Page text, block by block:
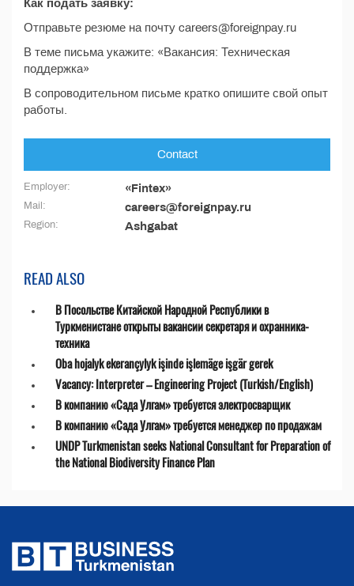
Как подать заявку:
Отправьте резюме на почту careers@foreignpay.ru
В теме письма укажите: «Вакансия: Техническая
поддержка»
В сопроводительном письме кратко опишите свой опыт
работы.
Contact
Employer: «Fintex»
Mail: careers@foreignpay.ru
Region: Ashgabat
READ ALSO
В Посольстве Китайской Народной Республики в
Туркменистане открыты вакансии секретаря и охранника-
техника
Oba hojalyk ekerançylyk işinde işlemäge işgär gerek
Vacancy: Interpreter – Engineering Project (Turkish/English)
В компанию «Сада Улгам» требуется электросварщик
В компанию «Сада Улгам» требуется менеджер по продажам
UNDP Turkmenistan seeks National Consultant for Preparation of
the National Biodiversity Finance Plan